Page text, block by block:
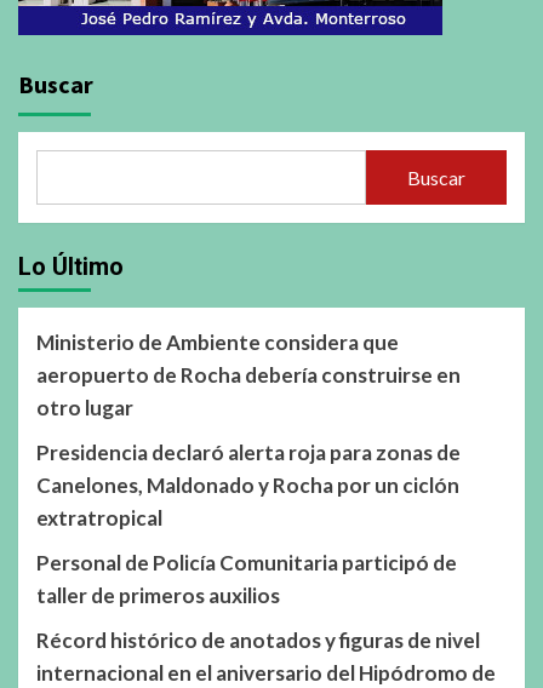
Buscar
Buscar
Lo Último
Ministerio de Ambiente considera que
aeropuerto de Rocha debería construirse en
otro lugar
Presidencia declaró alerta roja para zonas de
Canelones, Maldonado y Rocha por un ciclón
extratropical
Personal de Policía Comunitaria participó de
taller de primeros auxilios
Récord histórico de anotados y figuras de nivel
internacional en el aniversario del Hipódromo de